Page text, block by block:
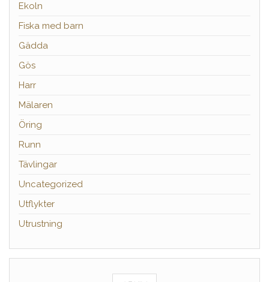
Ekoln
Fiska med barn
Gädda
Gös
Harr
Mälaren
Öring
Runn
Tävlingar
Uncategorized
Utflykter
Utrustning